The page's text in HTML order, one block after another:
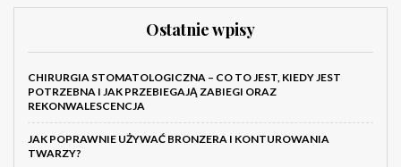
Ostatnie wpisy
CHIRURGIA STOMATOLOGICZNA – CO TO JEST, KIEDY JEST
POTRZEBNA I JAK PRZEBIEGAJĄ ZABIEGI ORAZ
REKONWALESCENCJA
JAK POPRAWNIE UŻYWAĆ BRONZERA I KONTUROWANIA
TWARZY?